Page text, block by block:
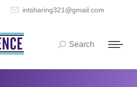
intsharing321@gmail.com
Search:
Search